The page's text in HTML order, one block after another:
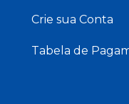
Crie sua Conta
Tabela de